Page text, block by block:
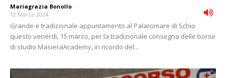
Mariagrazia Bonollo -
12 Marzo 2024
Grande e tradizionale appuntamento al Palaromare di Schio
questo venerdì, 15 marzo, per la tradizionale consegna delle borse
di studio MasieraAcademy, in ricordo del...